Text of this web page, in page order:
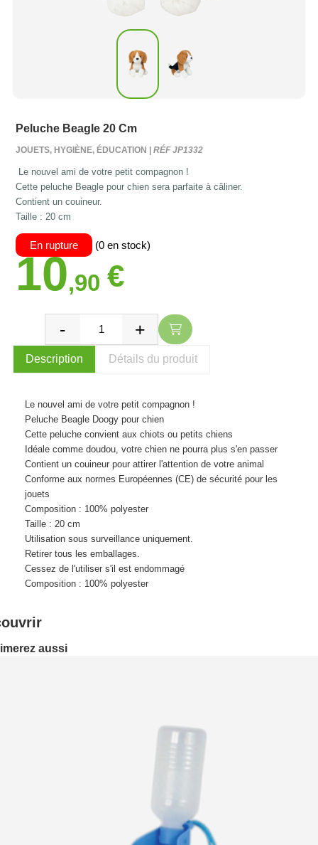
Peluche Beagle 20 Cm
JOUETS, HYGIÈNE, ÉDUCATION | RÉF JP1332
Le nouvel ami de votre petit compagnon !
Cette peluche Beagle pour chien sera parfaite à câliner.
Contient un couineur.
Taille : 20 cm
En rupture (0 en stock)
10,90 €
Description Détails du produit
Le nouvel ami de votre petit compagnon !
Peluche Beagle Doogy pour chien
Cette peluche convient aux chiots ou petits chiens
Idéale comme doudou, votre chien ne pourra plus s'en passer
Contient un couineur pour attirer l'attention de votre animal
Conforme aux normes Européennes (CE) de sécurité pour les
jouets
Composition : 100% polyester
Taille : 20 cm
Utilisation sous surveillance uniquement.
Retirer tous les emballages.
Cessez de l'utiliser s'il est endommagé
Composition : 100% polyester
aussi